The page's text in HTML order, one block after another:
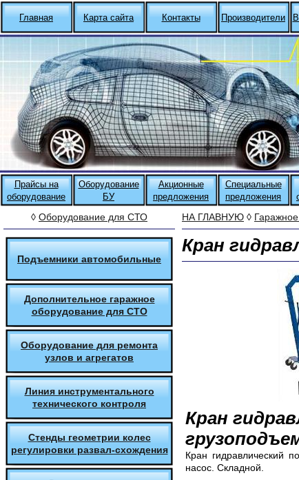
Главная Карта сайта Контакты Производители
Прайсы на
оборудование
Оборудование
БУ
Акционные
предложения
Специальные
предложения
◊ Оборудование для СТО
Подъемники автомобильные
Дополнительное гаражное
оборудование для СТО
Оборудование для ремонта
узлов и агрегатов
Линия инструментального
технического контроля
Стенды геометрии колес
регулировки развал-схождения
НА ГЛАВНУЮ ◊
Кран
Кран
Кран гидравлический
насос. Складной.